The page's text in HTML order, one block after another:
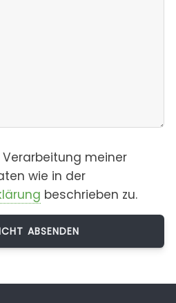
meiner
wie in der
beschrieben zu.